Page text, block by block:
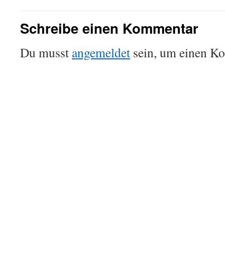
Schreibe einen Kommentar
Du musst angemeldet sein, um einen